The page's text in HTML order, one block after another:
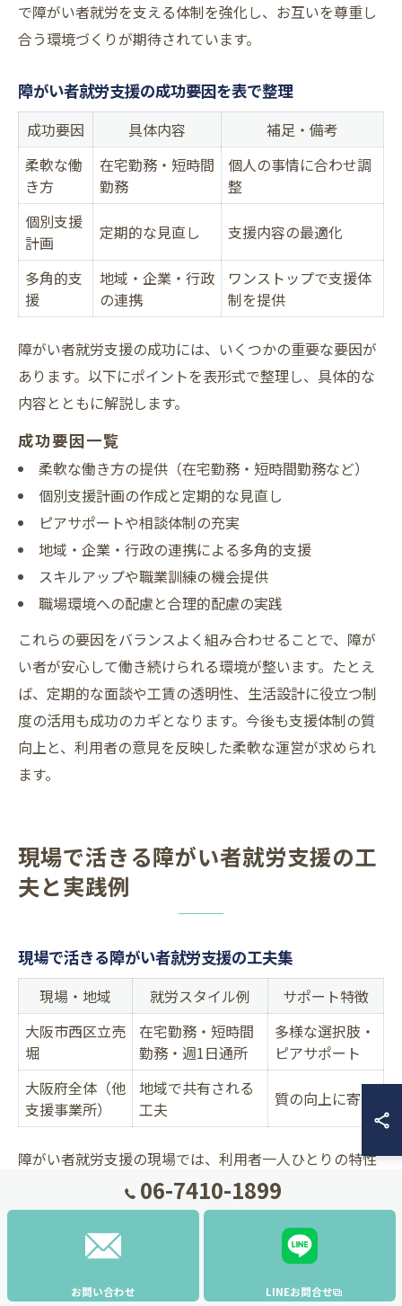
で障がい者就労を支える体制を強化し、お互いを尊重し
合う環境づくりが期待されています。
障がい者就労支援の成功要因を表で整理
成功要因 具体内容
補足・備考
柔軟な働
き方
在宅勤務・短時間
勤務
個人の事情に合わせ調
整
個別支援
計画
定期的な見直し 支援内容の最適化
多角的支
援
地域・企業・行政
の連携
ワンストップで支援体
制を提供
障がい者就労支援の成功には、いくつかの重要な要因が
あります。以下にポイントを表形式で整理し、具体的な
内容とともに解説します。
成功要因一覧
柔軟な働き方の提供（在宅勤務・短時間勤務など）
個別支援計画の作成と定期的な見直し
ピアサポートや相談体制の充実
地域・企業・行政の連携による多角的支援
スキルアップや職業訓練の機会提供
職場環境への配慮と合理的配慮の実践
これらの要因をバランスよく組み合わせることで、障が
い者が安心して働き続けられる環境が整います。たとえ
ば、定期的な面談や工賃の透明性、生活設計に役立つ制
度の活用も成功のカギとなります。今後も支援体制の質
向上と、利用者の意見を反映した柔軟な運営が求められ
ます。
現場で活きる障がい者就労支援の工
夫と実践例
現場で活きる障がい者就労支援の工夫集
現場・地域 就労スタイル例
サポート特徴
大阪市西区立売
堀
在宅勤務・短時間
勤務・週1日通所
多様な選択肢・
ピアサポート
大阪府全体（他
支援事業所）
地域で共有される
工夫
質の向上に寄与
障がい者就労支援の現場では、利用者一人ひとりの特性
や生活リズムに合わせた柔軟な働き方を実現する工夫が
不可欠です。例えば、大阪府大阪市西区立売堀の事業所
では、在宅勤務や短時間勤務、週1日からの通所など、利
用者の体調や希望に応じた多様な就労スタイルが用意さ
れています。
06-7410-1899
お問い合わせ LINEお問合せ